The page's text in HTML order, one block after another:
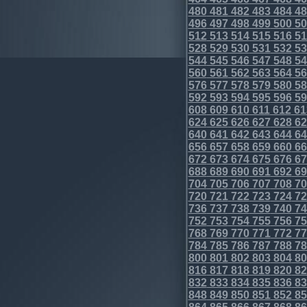
480481482 483484
496497 498499500
512 513514515516
528529530531532
544545546547 548
560561562 563564
576577 578579580
592 593594595596
608609610611612
624625626627 628
640641642 643644
656657 658659660
672 673674675676
688689690691692
704705706707 708
720721722 723724
736737 738739740
752 753754755756
768769770771772
784785786787 788
800801802 803804
816817 818819820
832 833834835836
848849850851852